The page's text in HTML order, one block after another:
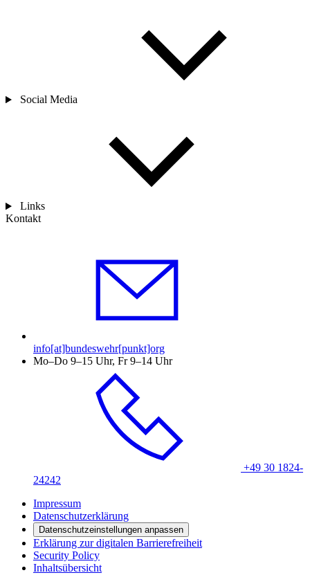
Social Media
Links
Kontakt
info[at]bundeswehr[punkt]org
Mo–Do 9–15 Uhr, Fr 9–14 Uhr
+49 30 1824-
24242
Impressum
Datenschutzerklärung
Datenschutzeinstellungen anpassen
Erklärung zur digitalen Barrierefreiheit
Security Policy
Inhaltsübersicht